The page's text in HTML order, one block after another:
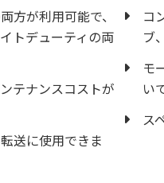
方が利用可能で、
トデューティの両
テナンスコストが
送に使用できま
コ
ブ
モ
い
ス